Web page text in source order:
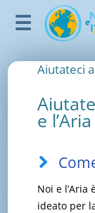
Aiutateci
e l’Aria
Noi e
ideato per